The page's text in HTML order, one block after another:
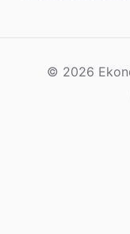
© 2026